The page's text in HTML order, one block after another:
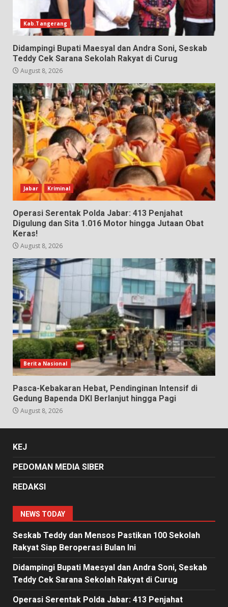
Kab.Tangerang
Didampingi Bupati Maesyal dan Andra Soni, Seskab
Teddy Cek Sarana Sekolah Rakyat di Curug
August 8, 2026
Jabar Kriminal
Operasi Serentak Polda Jabar: 413 Penjahat
Digulung dan Sita 1.016 Motor hingga Jutaan Obat
Keras!
August 8, 2026
Berita Nasional
Pasca-Kebakaran Hebat, Pendinginan Intensif di
Gedung Bapenda DKI Berlanjut hingga Pagi
August 8, 2026
KEJ
PEDOMAN MEDIA SIBER
REDAKSI
NEWS TODAY
Seskab Teddy dan Mensos Pastikan 100 Sekolah
Rakyat Siap Beroperasi Bulan Ini
Didampingi Bupati Maesyal dan Andra Soni, Seskab
Teddy Cek Sarana Sekolah Rakyat di Curug
Operasi Serentak Polda Jabar: 413 Penjahat